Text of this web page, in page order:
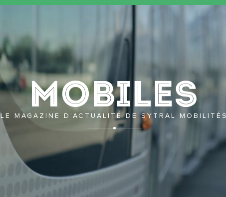
LE MAGAZINE D’ACTUALITÉ DE SYTRAL MOBILITÉS